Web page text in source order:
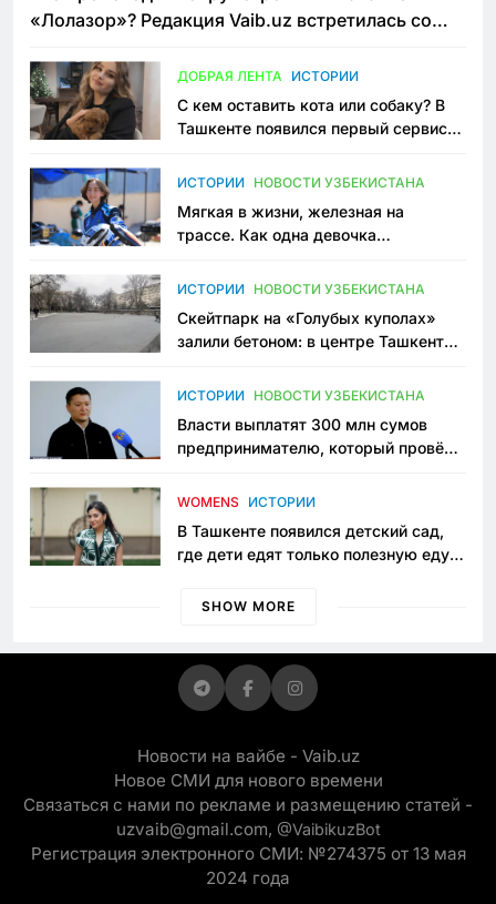
«Лолазор»? Редакция Vaib.uz встретилась со
ДОБРАЯ ЛЕНТА ИСТОРИИ
С кем оставить кота или собаку? В
Ташкенте появился первый сервис
ИСТОРИИ НОВОСТИ УЗБЕКИСТАНА
Мягкая в жизни, железная на
трассе. Как одна девочка
Узбекистане
ИСТОРИИ НОВОСТИ УЗБЕКИСТАНА
Скейтпарк на «Голубых куполах»
залили бетоном: в центре Ташкента
пространство
ИСТОРИИ НОВОСТИ УЗБЕКИСТАНА
Власти выплатят 300 млн сумов
предпринимателю, который провёл
приговору
WOMENS ИСТОРИИ
В Ташкенте появился детский сад,
где дети едят только полезную еду.
просить «кашу без сахара»
SHOW MORE
Новости на вайбе - Vaib.uz
Новое СМИ для нового времени
Связаться с нами по рекламе и размещению статей -
uzvaib@gmail.com, @VaibikuzBot
Регистрация электронного СМИ: №274375 от 13 мая
2024 года